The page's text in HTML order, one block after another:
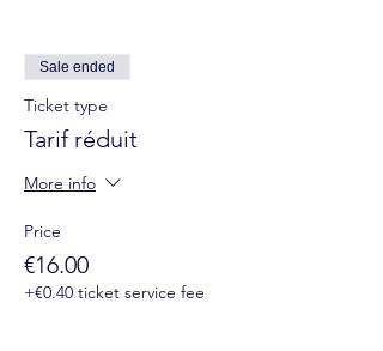
Sale ended
Ticket type
Tarif réduit
More info
Price
€16.00
+€0.40 ticket service fee